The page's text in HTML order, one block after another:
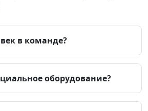
в команде?
оборудование?